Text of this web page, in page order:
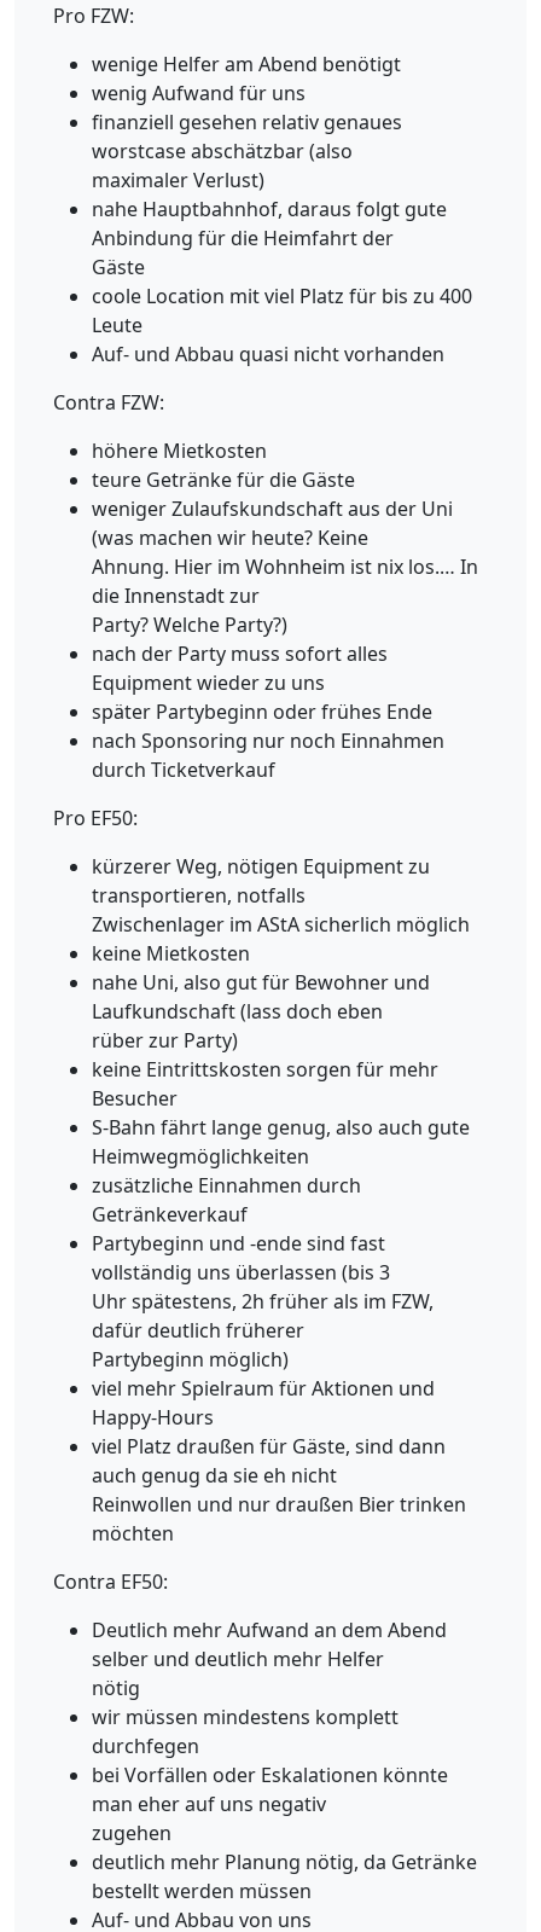
Pro FZW:
wenige Helfer am Abend benötigt
wenig Aufwand für uns
finanziell gesehen relativ genaues
worstcase abschätzbar (also
maximaler Verlust)
nahe Hauptbahnhof, daraus folgt gute
Anbindung für die Heimfahrt der
Gäste
coole Location mit viel Platz für bis zu 400
Leute
Auf- und Abbau quasi nicht vorhanden
Contra FZW:
höhere Mietkosten
teure Getränke für die Gäste
weniger Zulaufskundschaft aus der Uni
(was machen wir heute? Keine
Ahnung. Hier im Wohnheim ist nix los.… In
die Innenstadt zur
Party? Welche Party?)
nach der Party muss sofort alles
Equipment wieder zu uns
später Partybeginn oder frühes Ende
nach Sponsoring nur noch Einnahmen
durch Ticketverkauf
Pro EF50:
kürzerer Weg, nötigen Equipment zu
transportieren, notfalls
Zwischenlager im AStA sicherlich möglich
keine Mietkosten
nahe Uni, also gut für Bewohner und
Laufkundschaft (lass doch eben
rüber zur Party)
keine Eintrittskosten sorgen für mehr
Besucher
S-Bahn fährt lange genug, also auch gute
Heimwegmöglichkeiten
zusätzliche Einnahmen durch
Getränkeverkauf
Partybeginn und -ende sind fast
vollständig uns überlassen (bis 3
Uhr spätestens, 2h früher als im FZW,
dafür deutlich früherer
Partybeginn möglich)
viel mehr Spielraum für Aktionen und
Happy-Hours
viel Platz draußen für Gäste, sind dann
auch genug da sie eh nicht
Reinwollen und nur draußen Bier trinken
möchten
Contra EF50:
Deutlich mehr Aufwand an dem Abend
selber und deutlich mehr Helfer
nötig
wir müssen mindestens komplett
durchfegen
bei Vorfällen oder Eskalationen könnte
man eher auf uns negativ
zugehen
deutlich mehr Planung nötig, da Getränke
bestellt werden müssen
Auf- und Abbau von uns